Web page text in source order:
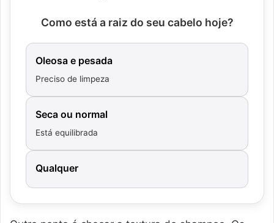
Como está a raiz do seu cabelo hoje?
Oleosa e pesada
Preciso de limpeza
Seca ou normal
Está equilibrada
Qualquer